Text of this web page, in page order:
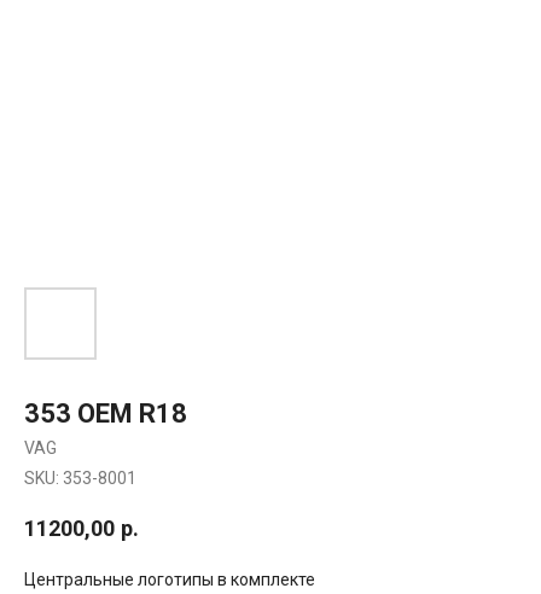
353 OEM R18
VAG
SKU: 353-8001
11200,00 р.
Центральные логотипы в комплекте